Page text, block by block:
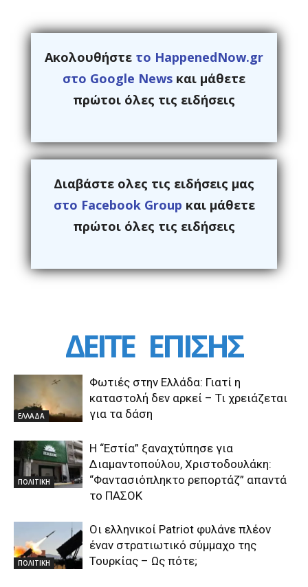
Ακολουθήστε το HappenedNow.gr
στο Google News και μάθετε
πρώτοι όλες τις ειδήσεις
Διαβάστε ολες τις ειδήσεις μας
στο Facebook Group και μάθετε
πρώτοι όλες τις ειδήσεις
ΔΕΙΤΕ ΕΠΙΣΗΣ
ΕΛΛΑΔΑ
Φωτιές στην Ελλάδα: Γιατί η
καταστολή δεν αρκεί – Τι χρειάζεται
για τα δάση
ΠΟΛΙΤΙΚΗ
Η “Εστία” ξαναχτύπησε για
Διαμαντοπούλου, Χριστοδουλάκη:
“Φαντασιόπληκτο ρεπορτάζ” απαντά
το ΠΑΣΟΚ
ΠΟΛΙΤΙΚΗ
Οι ελληνικοί Patriot φυλάνε πλέον
έναν στρατιωτικό σύμμαχο της
Τουρκίας – Ως πότε;